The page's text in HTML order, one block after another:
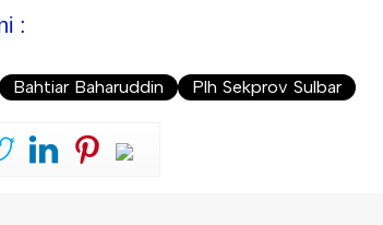
:
Bahtiar Baharuddin Plh Sekprov Sulbar